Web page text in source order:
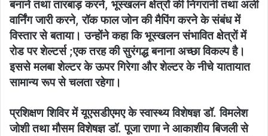
बनाने तथा तारबाड़ करने, भूस्खलन क्षेत्रों की निगरानी तथा अर्ली
वार्निंग जारी करने, रॉक फाल जोन की मैपिंग करने के संबंध में
विस्तार से बताया। उन्होंने कहा कि भूस्खलन संभावित क्षेत्रों में
रोड पर शेल्टर्स ;एक तरह की सुरंगद्ध बनाना अच्छा विकल्प है।
इससे मलबा शेल्टर के ऊपर गिरेगा और शेल्टर के नीचे यातायात
सामान्य रूप से चलता रहेगा।
प्रशिक्षण शिविर में यूएसडीएमए के स्वास्थ्य विशेषज्ञ डॉ. विमलेश
जोशी तथा मौसम विशेषज्ञ डॉ. पूजा राणा ने आकाशीय बिजली से